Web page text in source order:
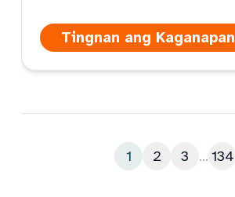
Tingnan ang Kaganapan
1 2 3 ... 134